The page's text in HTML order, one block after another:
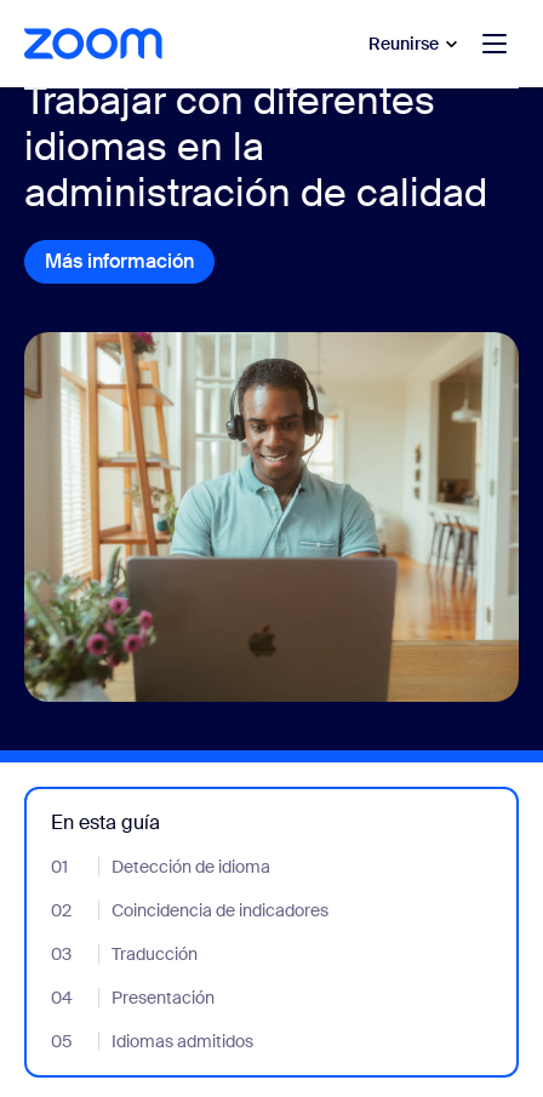
contenido principal
al chat de ayuda Reunirse
Trabajar con diferentes
idiomas en la
administración de calidad
Más información
En esta guía
01 Detección de idioma
- Jumplink to Detección de idioma
02
Coincidencia de indicadores
- Jumplink to Coincidencia de indicadores
03
Traducción
- Jumplink to Traducción
04
Presentación
- Jumplink to Presentación
05
Idiomas admitidos
- Jumplink to Idiomas admitidos